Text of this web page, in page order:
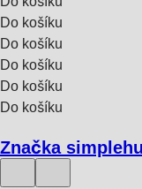
Do košíku
Do košíku
Do košíku
Do košíku
Do košíku
Značka